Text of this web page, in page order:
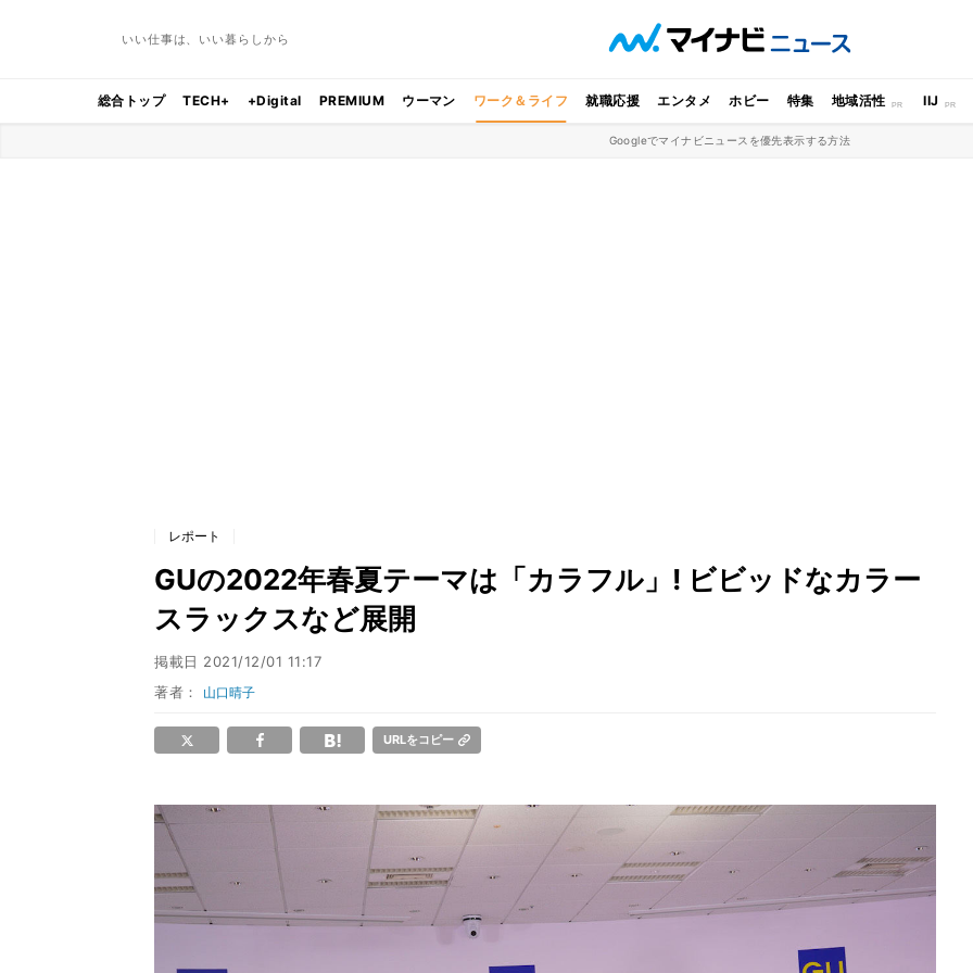
いい仕事は、いい暮らしから
総合トップ TECH+ +Digital PREMIUM ウーマン ワーク＆ライフ 就職応援 エンタメ ホビー 特集 地域活性 IIJ
Googleでマイナビニュースを優先表示する方法
レポート
GUの2022年春夏テーマは「カラフル」! ビビッドなカラー
スラックスなど展開
掲載日 2021/12/01 11:17
著者： 山口晴子
URLをコピー